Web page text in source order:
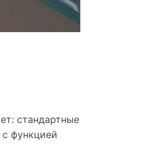
стандартные
функцией